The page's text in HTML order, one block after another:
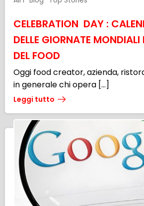
CELEBRATION DAY :
DELLE GIORNATE
DEL FOOD
Oggi food creator, azienda,
in generale chi opera […]
Leggi tutto